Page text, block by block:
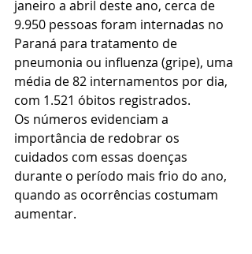
janeiro a abril deste ano, cerca de
9.950 pessoas foram internadas no
Paraná para tratamento de
pneumonia ou influenza (gripe), uma
média de 82 internamentos por dia,
com 1.521 óbitos registrados.
Os números evidenciam a
importância de redobrar os
cuidados com essas doenças
durante o período mais frio do ano,
quando as ocorrências costumam
aumentar.